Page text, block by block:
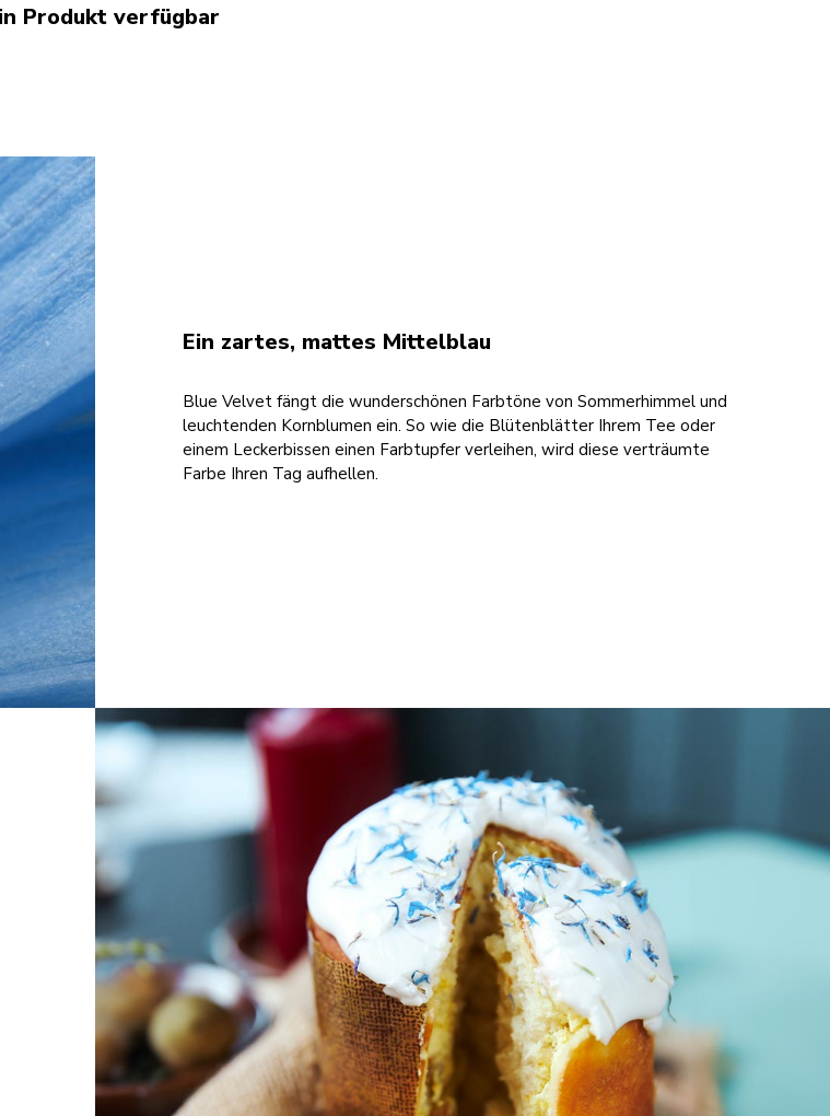
Produkt verfügbar
Ein zartes, mattes Mittelblau
Blue Velvet fängt die wunderschönen Farbtöne von Sommerhimmel und
leuchtenden Kornblumen ein. So wie die Blütenblätter Ihrem Tee oder
einem Leckerbissen einen Farbtupfer verleihen, wird diese verträumte
Farbe Ihren Tag aufhellen.